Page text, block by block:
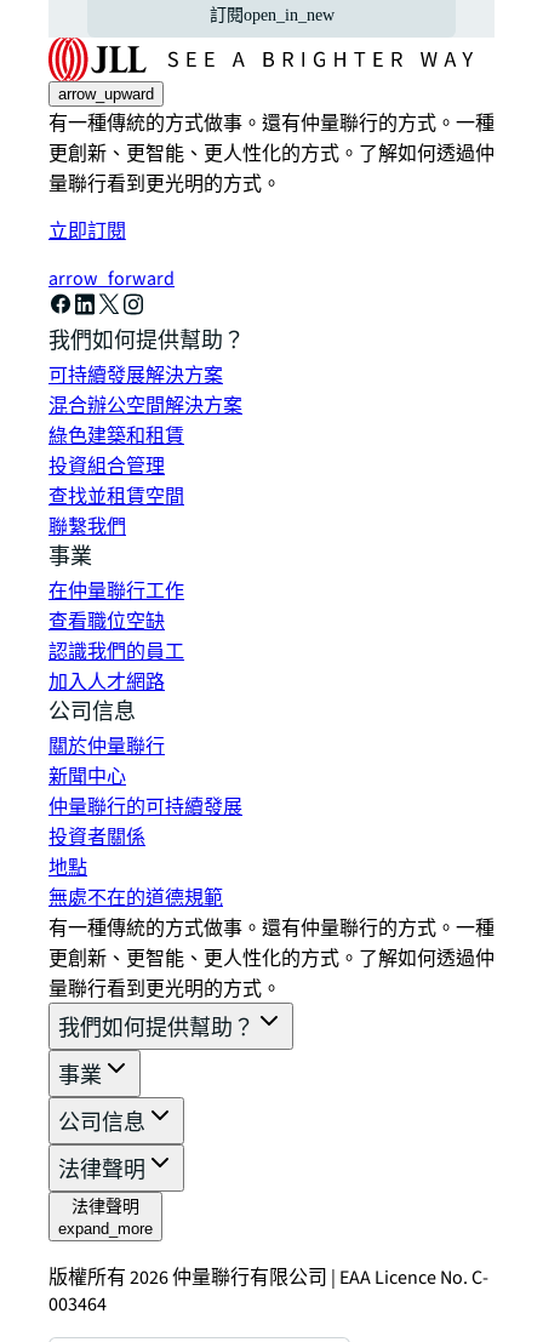
訂閱open_in_new
arrow_upward
有一種傳統的方式做事。還有仲量聯行的方式。一種
更創新、更智能、更人性化的方式。了解如何透過仲
量聯行看到更光明的方式。
立即訂閱
arrow_forward
我們如何提供幫助？
可持續發展解決方案
混合辦公空間解決方案
綠色建築和租賃
投資組合管理
查找並租賃空間
聯繫我們
事業
在仲量聯行工作
查看職位空缺
認識我們的員工
加入人才網路
公司信息
關於仲量聯行
新聞中心
仲量聯行的可持續發展
投資者關係
地點
無處不在的道德規範
有一種傳統的方式做事。還有仲量聯行的方式。一種
更創新、更智能、更人性化的方式。了解如何透過仲
量聯行看到更光明的方式。
我們如何提供幫助？
事業
公司信息
法律聲明
法律聲明
expand_more
版權所有 2026 仲量聯行有限公司 | EAA Licence No. C-
003464